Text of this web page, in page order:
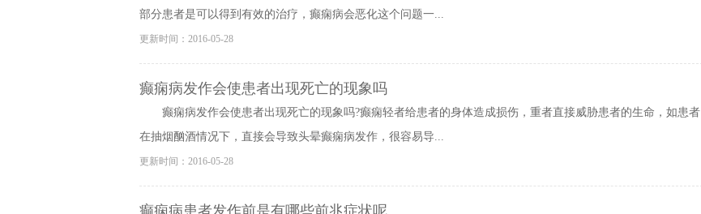
部分患者是可以得到有效的治疗，癫痫病会恶化这个问题一...
更新时间：2016-05-28
癫痫病发作会使患者出现死亡的现象吗
癫痫病发作会使患者出现死亡的现象吗?癫痫轻者给患者的身体造成损伤，重者直接威胁患者的生命，如患者
在抽烟酗酒情况下，直接会导致头晕癫痫病发作，很容易导...
更新时间：2016-05-28
癫痫病患者发作前是有哪些前兆症状呢